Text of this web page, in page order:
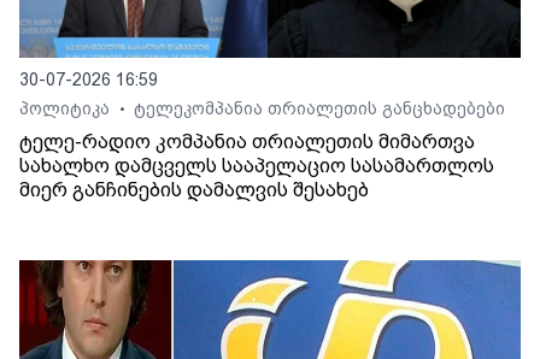
30-07-2026 16:59
პოლიტიკა
• ტელეკომპანია თრიალეთის განცხადებები
ტელე-რადიო კომპანია თრიალეთის მიმართვა
სახალხო დამცველს სააპელაციო სასამართლოს
მიერ განჩინების დამალვის შესახებ